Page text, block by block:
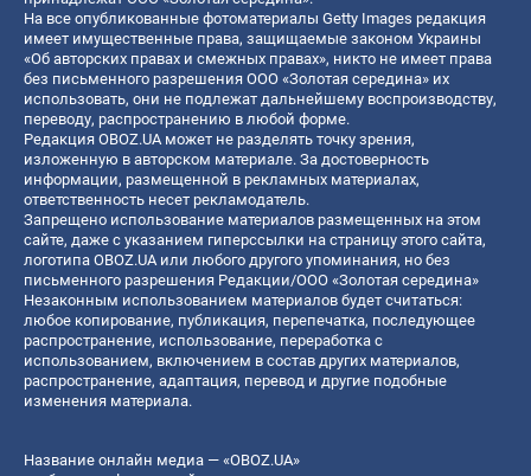
На все опубликованные фотоматериалы Getty Images редакция
имеет имущественные права, защищаемые законом Украины
«Об авторских правах и смежных правах», никто не имеет права
без письменного разрешения ООО «Золотая середина» их
использовать, они не подлежат дальнейшему воспроизводству,
переводу, распространению в любой форме.
Редакция OBOZ.UA может не разделять точку зрения,
изложенную в авторском материале. За достоверность
информации, размещенной в рекламных материалах,
ответственность несет рекламодатель.
Запрещено использование материалов размещенных на этом
сайте, даже с указанием гиперссылки на страницу этого сайта,
логотипа OBOZ.UA или любого другого упоминания, но без
письменного разрешения Редакции/ООО «Золотая середина»
Незаконным использованием материалов будет считаться:
любое копирование, публикация, перепечатка, последующее
распространение, использование, переработка с
использованием, включением в состав других материалов,
распространение, адаптация, перевод и другие подобные
изменения материала.
Название онлайн медиа — «OBOZ.UA»